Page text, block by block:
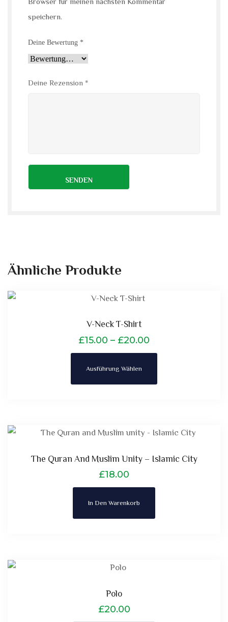
speichern.
Deine Bewertung *
Deine Rezension *
Ähnliche Produkte
V-Neck T-Shirt
£15.00 – £20.00
Ausführung Wählen
The Quran And Muslim Unity – Islamic City
£18.00
In Den Warenkorb
Polo
£20.00